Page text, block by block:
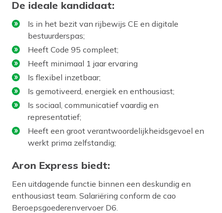
De ideale kandidaat:
Is in het bezit van rijbewijs CE en digitale
bestuurderspas;
Heeft Code 95 compleet;
Heeft minimaal 1 jaar ervaring
Is flexibel inzetbaar;
Is gemotiveerd, energiek en enthousiast;
Is sociaal, communicatief vaardig en
representatief;
Heeft een groot verantwoordelijkheidsgevoel en
werkt prima zelfstandig;
Aron Express biedt:
Een uitdagende functie binnen een deskundig en
enthousiast team. Salariëring conform de cao
Beroepsgoederenvervoer D6.